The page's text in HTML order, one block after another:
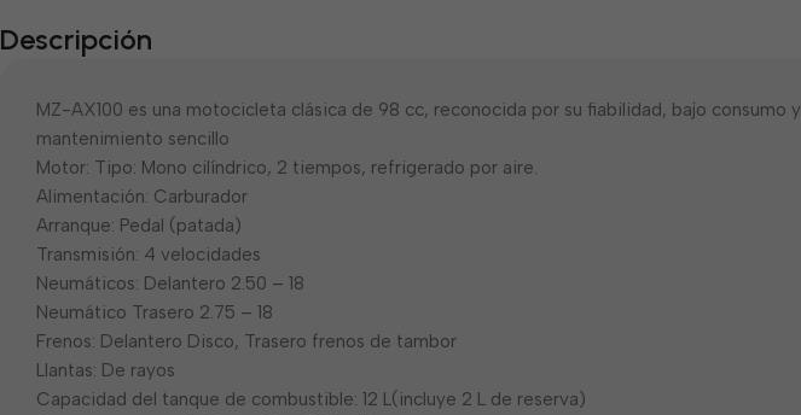
Descripción
MZ-AX100 es una motocicleta clásica de 98 cc, reconocida por su fiabilidad, bajo consumo y
mantenimiento sencillo
Motor: Tipo: Mono cilíndrico, 2 tiempos, refrigerado por aire.
Alimentación: Carburador
Arranque: Pedal (patada)
Transmisión: 4 velocidades
Neumáticos: Delantero 2.50 – 18
Neumático Trasero 2.75 – 18
Frenos: Delantero Disco, Trasero frenos de tambor
Llantas: De rayos
Capacidad del tanque de combustible: 12 L(incluye 2 L de reserva)